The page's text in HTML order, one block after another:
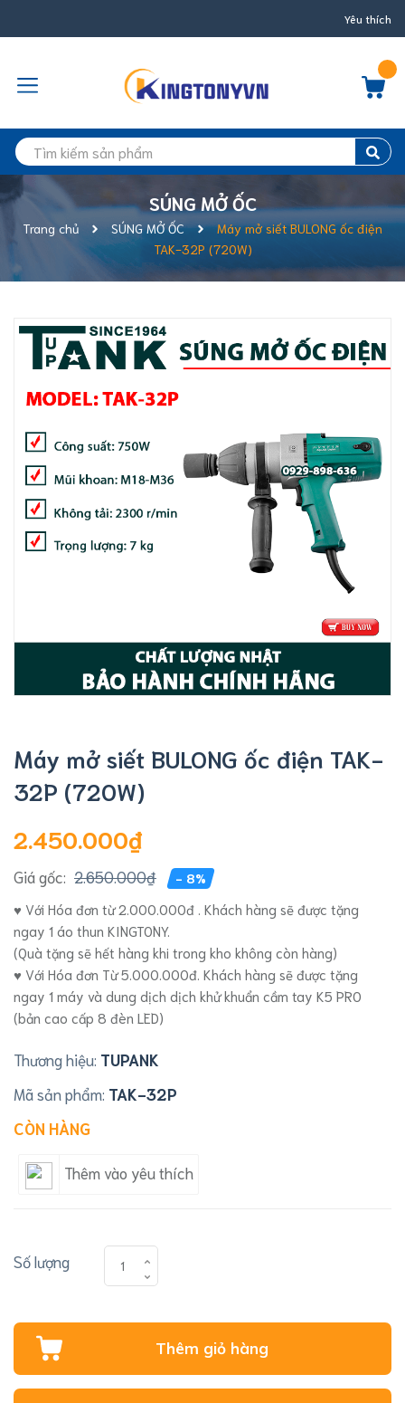
Yêu thích
SÚNG MỞ ỐC
Trang chủ SÚNG MỞ ỐC
Máy mở siết BULONG ốc điện
TAK-32P (720W)
Máy mở siết BULONG ốc điện TAK-
32P (720W)
2.450.000₫
Giá gốc: 2.650.000₫ - 8%
♥ Với Hóa đơn từ 2.000.000đ . Khách hàng sẽ được tặng
ngay 1 áo thun KINGTONY.
(Quà tặng sẽ hết hàng khi trong kho không còn hàng)
♥ Với Hóa đơn Từ 5.000.000đ. Khách hàng sẽ được tặng
ngay 1 máy và dung dịch dịch khử khuẩn cầm tay K5 PRO
(bản cao cấp 8 đèn LED)
Thương hiệu: TUPANK
Mã sản phẩm: TAK-32P
CÒN HÀNG
Thêm vào yêu thích
Số lượng
Thêm giỏ hàng